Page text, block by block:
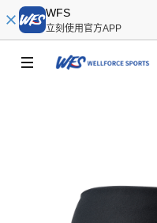
WFS
立刻使用官方APP